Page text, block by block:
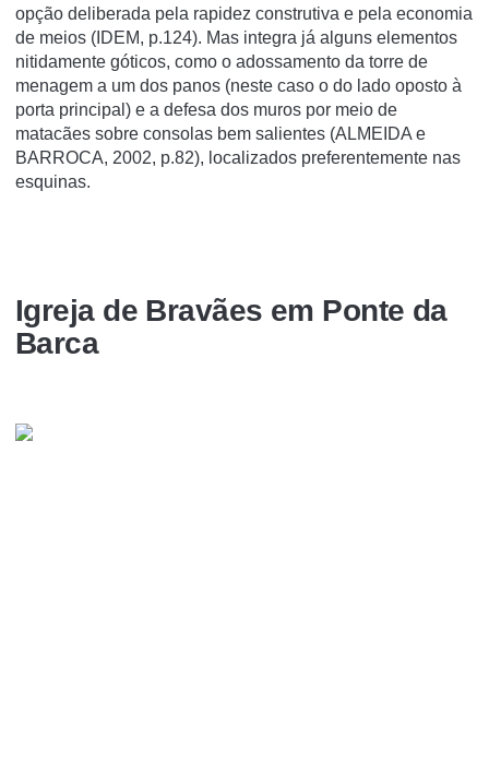
opção deliberada pela rapidez construtiva e pela economia
de meios (IDEM, p.124). Mas integra já alguns elementos
nitidamente góticos, como o adossamento da torre de
menagem a um dos panos (neste caso o do lado oposto à
porta principal) e a defesa dos muros por meio de
matacães sobre consolas bem salientes (ALMEIDA e
BARROCA, 2002, p.82), localizados preferentemente nas
esquinas.
Igreja de Bravães em Ponte da
Barca